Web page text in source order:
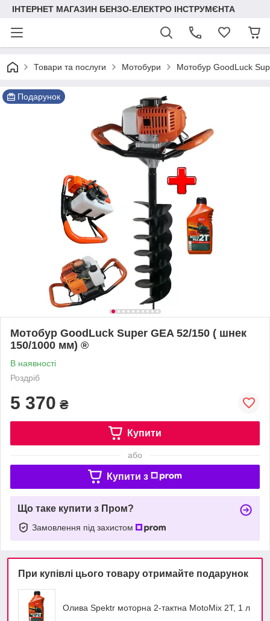
ІНТЕРНЕТ МАГАЗИН БЕНЗО-ЕЛЕКТРО ІНСТРУМЄНТА
Товари та послуги Мотобури Мотобур GoodLuck
Подарунок
Мотобур GoodLuck Super GEA 52/150 ( шнек
150/1000 мм) ®
В наявності
Роздріб
5 370 ₴
Купити
або
Купити з
Що таке купити з Пром?
Замовлення під захистом
При купівлі цього товару отримайте подарунок
Олива Spektr моторна 2-тактна MotoMix 2Т, 1 л